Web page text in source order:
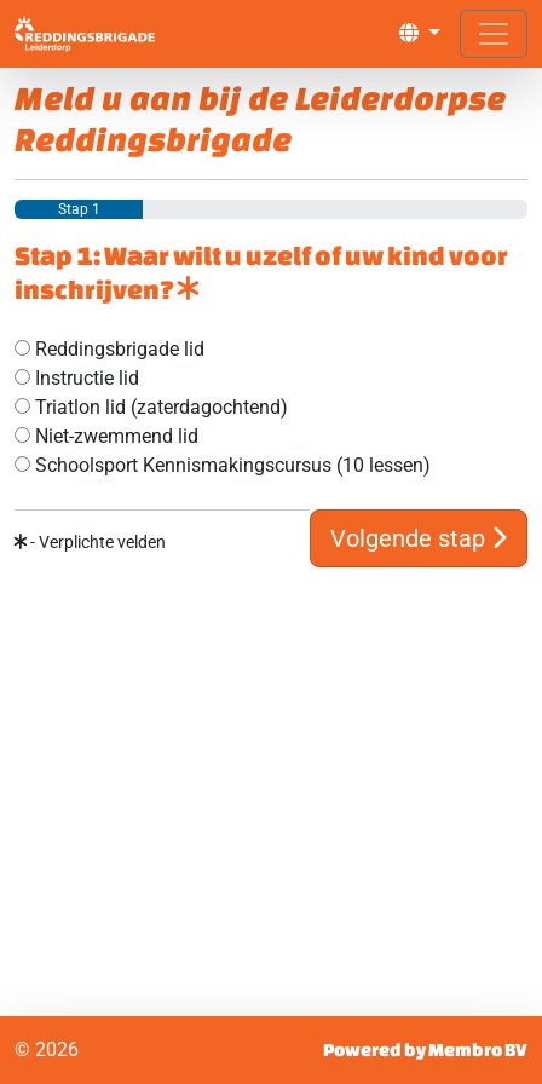
Meld u aan bij de Leiderdorpse
Reddingsbrigade
Stap 1
Stap 1: Waar wilt u uzelf of uw kind voor
inschrijven?
Reddingsbrigade lid
Instructie lid
Triatlon lid (zaterdagochtend)
Niet-zwemmend lid
Schoolsport Kennismakingscursus (10 lessen)
Volgende stap
- Verplichte velden
© 2026 Powered by Membro BV